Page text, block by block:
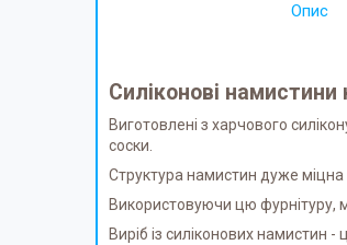
Опис
Силіконові намистини
Виготовлені з харчового
соски.
Структура намистин дуже
Використовуючи цю фурнітуру,
Виріб із силіконових намистин